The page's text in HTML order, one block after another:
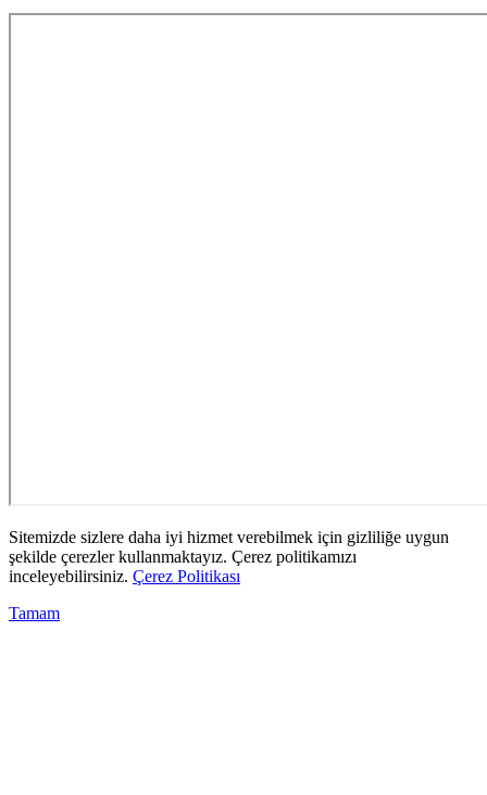
Sitemizde sizlere daha iyi hizmet verebilmek için gizliliğe uygun
şekilde çerezler kullanmaktayız. Çerez politikamızı
inceleyebilirsiniz. Çerez Politikası
Tamam